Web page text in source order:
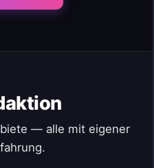
— alle mit eigener